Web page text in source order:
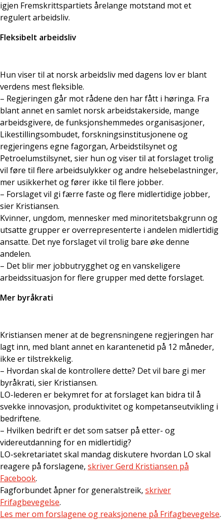
igjen Fremskrittspartiets årelange motstand mot et
regulert arbeidsliv.
Fleksibelt arbeidsliv
Hun viser til at norsk arbeidsliv med dagens lov er blant
verdens mest fleksible.
– Regjeringen går mot rådene den har fått i høringa. Fra
blant annet en samlet norsk arbeidstakerside, mange
arbeidsgivere, de funksjonshemmedes organisasjoner,
Likestillingsombudet, forskningsinstitusjonene og
regjeringens egne fagorgan, Arbeidstilsynet og
Petroelumstilsynet, sier hun og viser til at forslaget trolig
vil føre til flere arbeidsulykker og andre helsebelastninger,
mer usikkerhet og fører ikke til flere jobber.
– Forslaget vil gi færre faste og flere midlertidige jobber,
sier Kristiansen.
Kvinner, ungdom, mennesker med minoritetsbakgrunn og
utsatte grupper er overrepresenterte i andelen midlertidig
ansatte. Det nye forslaget vil trolig bare øke denne
andelen.
– Det blir mer jobbutrygghet og en vanskeligere
arbeidssituasjon for flere grupper med dette forslaget.
Mer byråkrati
Kristiansen mener at de begrensningene regjeringen har
lagt inn, med blant annet en karantenetid på 12 måneder,
ikke er tilstrekkelig.
– Hvordan skal de kontrollere dette? Det vil bare gi mer
byråkrati, sier Kristiansen.
LO-lederen er bekymret for at forslaget kan bidra til å
svekke innovasjon, produktivitet og kompetanseutvikling i
bedriftene.
– Hvilken bedrift er det som satser på etter- og
videreutdanning for en midlertidig?
LO-sekretariatet skal mandag diskutere hvordan LO skal
reagere på forslagene, skriver Gerd Kristiansen på
Facebook.
Fagforbundet åpner for generalstreik, skriver
Frifagbevegelse.
Les mer om forslagene og reaksjonene på Frifagbevegelse.